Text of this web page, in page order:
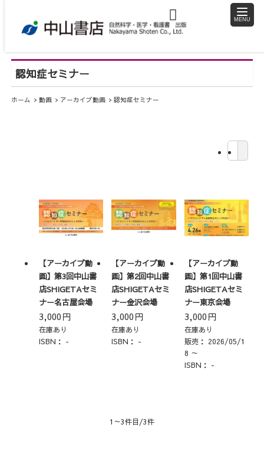
toggle
認知症セミナー
ホーム 動画 アーカイブ動画 認知症セミナー
【アーカイブ動
画】第3回中山書
店SHIGETAセミ
ナー名古屋会場
3,000円
在庫あり
ISBN： -
【アーカイブ動
画】第2回中山書
店SHIGETAセミ
ナー金沢会場
3,000円
在庫あり
ISBN： -
【アーカイブ動
画】第1回中山書
店SHIGETAセミ
ナー東京会場
3,000円
在庫あり
販売： 2026/05/1
8 ～
ISBN： -
1～3件目/3件